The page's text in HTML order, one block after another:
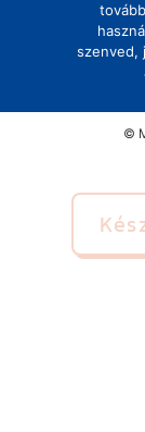
szenved,
©